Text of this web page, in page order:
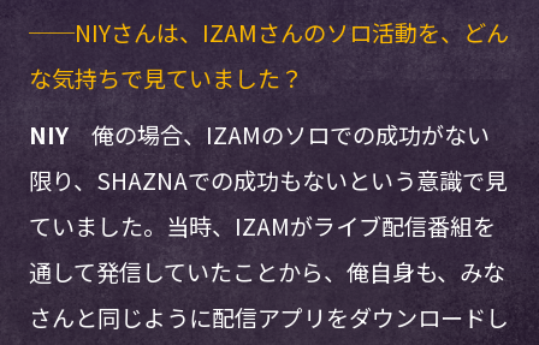
──NIYさんは、IZAMさんのソロ活動を、どん
な気持ちで見ていました？
NIY俺の場合、IZAMのソロでの成功がない
限り、SHAZNAでの成功もないという意識で見
ていました。当時、IZAMがライブ配信番組を
通して発信していたことから、俺自身も、みな
さんと同じように配信アプリをダウンロードし